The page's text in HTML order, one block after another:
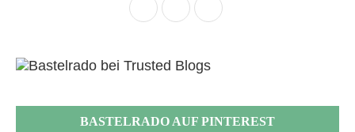
BASTELRADO AUF PINTEREST